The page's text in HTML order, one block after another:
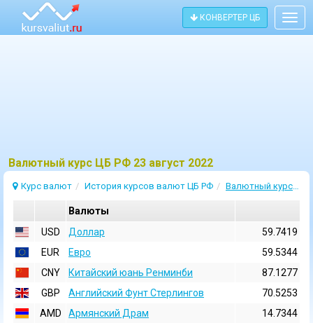
КОНВЕРТЕР ЦБ
Bалютный курс ЦБ РФ 23 август 2022
Курс валют История курсов валют ЦБ РФ Валютный курс 23 Август 2022
Валюты
USD
Доллар
59.7419
EUR
Евро
59.5344
CNY
Китайский юань Ренминби
87.1277
GBP
Английский Фунт Стерлингов
70.5253
AMD
Армянский Драм
14.7344